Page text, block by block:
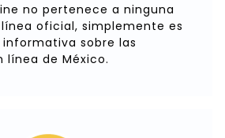
no pertenece a ninguna
oficial, simplemente es
sobre las
línea de México.